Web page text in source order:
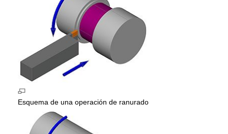
Esquema de una operación de ranurado